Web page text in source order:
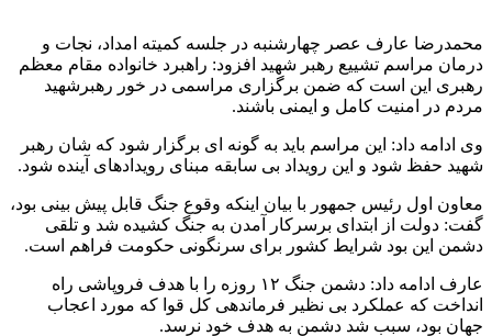
محمدرضا عارف عصر چهارشنبه در جلسه کمیته امداد، نجات و
درمان مراسم تشییع رهبر شهید افزود: راهبرد خانواده مقام معظم
رهبری این است که ضمن برگزاری مراسمی در خور رهبرشهید
مردم در امنیت کامل و ایمنی باشند.
وی ادامه داد: این مراسم باید به گونه ای برگزار شود که شان رهبر
شهید حفظ شود و این رویداد بی سابقه مبنای رویدادهای آینده شود.
معاون اول رئیس جمهور با بیان اینکه وقوع جنگ قابل پیش بینی بود،
گفت: دولت از ابتدای برسرکار آمدن به جنگ کشیده شد و تلقی
دشمن این بود شرایط کشور برای سرنگونی حکومت فراهم است.
عارف ادامه داد: دشمن جنگ ۱۲ روزه را با هدف فروپاشی راه
انداخت که عملکرد بی نظیر فرماندهی کل قوا که مورد اعجاب
جهان بود، سبب شد دشمن به هدف خود نرسد.